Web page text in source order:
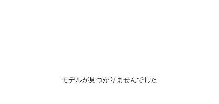
モデルが見つかりませんでした